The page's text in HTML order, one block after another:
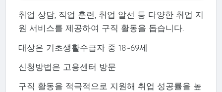
취업 상담, 직업 훈련, 취업 알선 등 다양한 취업 지
원 서비스를 제공하여 구직 활동을 돕습니다.
대상은 기초생활수급자 중 18~69세
신청방법은 고용센터 방문
구직 활동을 적극적으로 지원해 취업 성공률을 높